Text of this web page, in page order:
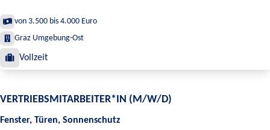
von 3.500 bis 4.000 Euro
Graz Umgebung-Ost
Vollzeit
VERTRIEBSMITARBEITER*IN (M/W/D)
Fenster, Türen, Sonnenschutz